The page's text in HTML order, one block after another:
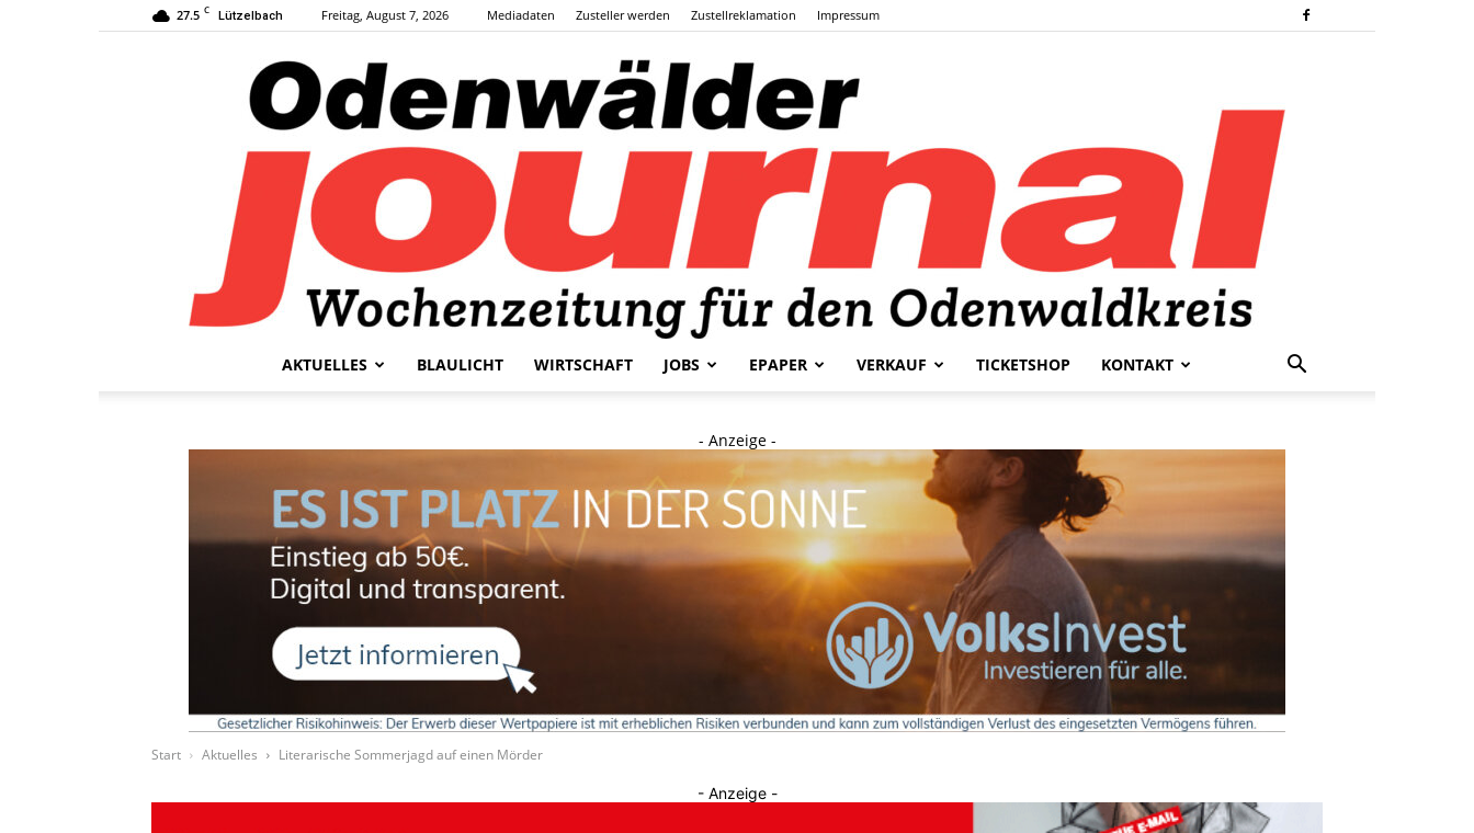
27.5 C Lützelbach Freitag, August 7, 2026 Mediadaten Zusteller werden Zustellreklamation Impressum
AKTUELLES BLAULICHT WIRTSCHAFT JOBS EPAPER VERKAUF TICKETSHOP KONTAKT
- Anzeige -
Start Aktuelles Literarische Sommerjagd auf einen Mörder
- Anzeige -